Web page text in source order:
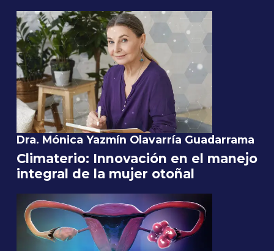
Dra. Mónica Yazmín Olavarría Guadarrama
Climaterio: Innovación en el manejo
integral de la mujer otoñal